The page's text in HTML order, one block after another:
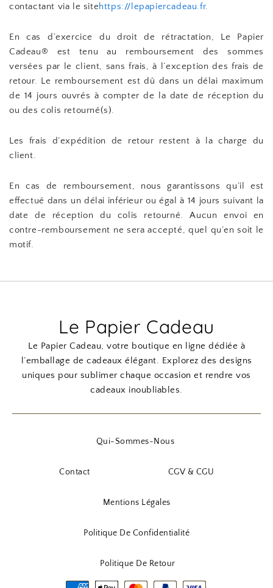
contactant via le sitehttps://lepapiercadeau.fr.
En cas d’exercice du droit de rétractation, Le Papier
Cadeau® est tenu au remboursement des sommes
versées par le client, sans frais, à l’exception des frais de
retour. Le remboursement est dû dans un délai maximum
de 14 jours ouvrés à compter de la date de réception du
ou des colis retourné(s).
Les frais d’expédition de retour restent à la charge du
client.
En cas de remboursement, nous garantissons qu’il est
effectué dans un délai inférieur ou égal à 14 jours suivant la
date de réception du colis retourné. Aucun envoi en
contre-remboursement ne sera accepté, quel qu’en soit le
motif.
Le Papier Cadeau
Le Papier Cadeau, votre boutique en ligne dédiée à
l’emballage de cadeaux élégant. Explorez des designs
uniques pour sublimer chaque occasion et rendre vos
cadeaux inoubliables.
Qui-Sommes-Nous
Contact CGV & CGU
Mentions Légales
Politique De Confidentialité
Politique De Retour